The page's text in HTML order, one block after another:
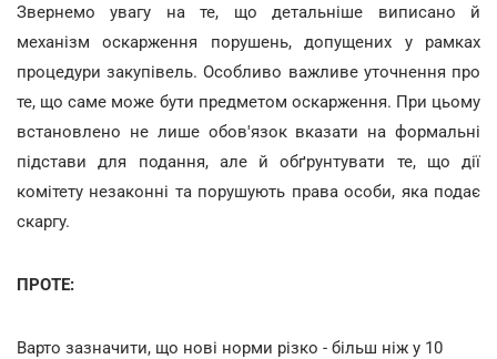
Звернемо увагу на те, що детальніше виписано й
механізм оскарження порушень, допущених у рамках
процедури закупівель. Особливо важливе уточнення про
те, що саме може бути предметом оскарження. При цьому
встановлено не лише обов'язок вказати на формальні
підстави для подання, але й обґрунтувати те, що дії
комітету незаконні та порушують права особи, яка подає
скаргу.
ПРОТЕ:
Варто зазначити, що нові норми різко - більш ніж у 10